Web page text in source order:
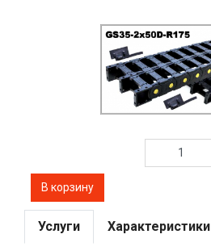
Услуги Характеристики